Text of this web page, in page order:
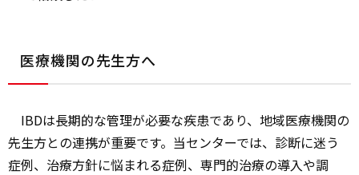
医療機関の先生方へ
IBDは長期的な管理が必要な疾患であり、地域医療機関の
先生方との連携が重要です。当センターでは、診断に迷う
症例、治療方針に悩まれる症例、専門的治療の導入や調